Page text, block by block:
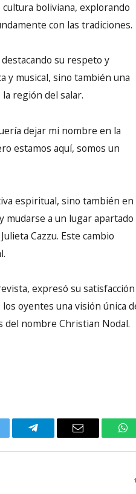
boliviana, explorando
con las tradiciones.
su respeto y
y musical, sino también una
región del salar.
dejar mi nombre en la
estamos aquí, somos un
espiritual, sino también en
mudarse a un lugar apartado
Cazzu. Este cambio
expresó su satisfacción
oyentes una visión única
del nombre Christian Nodal.
Telegram Email